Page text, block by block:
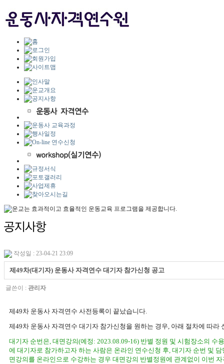
작성일 : 23-04-21 23:09
제49차(대기자) 운동사 자격연수 대기자 참가신청 공고
글쓴이 : 관리자
제49차 운동사 자격연수 사전등록이 끝났습니다.
제49차 운동사 자격연수 대기자 참가신청을 원하는 경우, 아래 절차에 따라
대기자 순번은, 대면강의(예정: 2023.08.09-16) 반별 정원 및 시험장소의 수
에 대기자로 참가하고자 하는 사람은 온라인 연수신청 후, 대기자 순번 및
면강의를 온라인으로 수강하는 경우 대면강의 반별정원에 관계없이 이번